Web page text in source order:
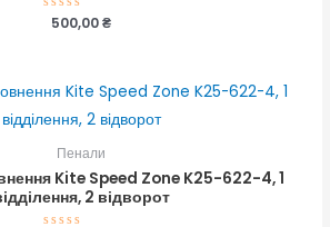
Оцінено
500,00₴
Пенали
Kite Speed Zone K25-622-4, 1
2 відворот